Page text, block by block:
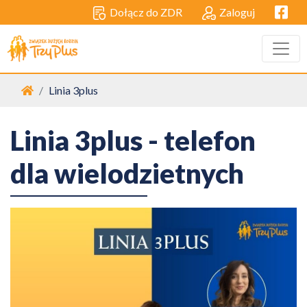
Dołącz do ZDR Zaloguj
Strona główna
Linia 3plus
Linia 3plus - telefon
dla wielodzietnych